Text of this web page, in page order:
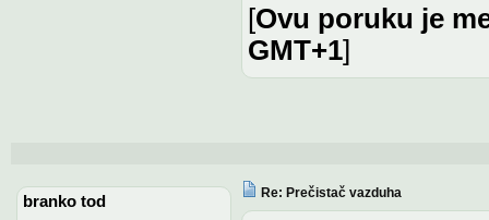
[Ovu poruku je
GMT+1]
branko tod
Re: Prečistač vazduha